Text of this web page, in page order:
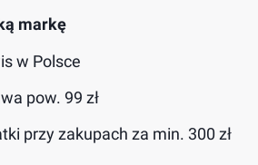
markę
w Polsce
pow. 99 zł
przy zakupach za min. 300 zł